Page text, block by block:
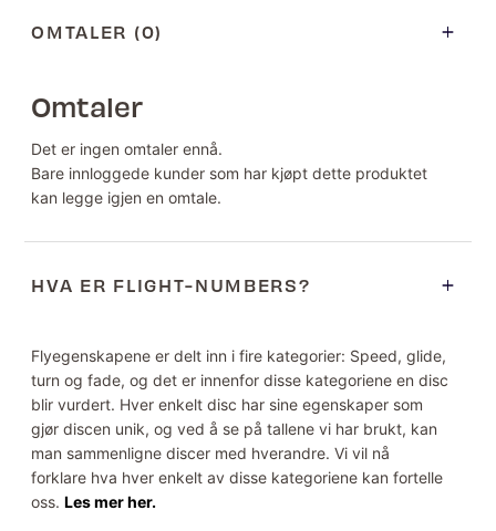
OMTALER (0)
Omtaler
Det er ingen omtaler ennå.
Bare innloggede kunder som har kjøpt dette produktet
kan legge igjen en omtale.
HVA ER FLIGHT-NUMBERS?
Flyegenskapene er delt inn i fire kategorier: Speed, glide,
turn og fade, og det er innenfor disse kategoriene en disc
blir vurdert. Hver enkelt disc har sine egenskaper som
gjør discen unik, og ved å se på tallene vi har brukt, kan
man sammenligne discer med hverandre. Vi vil nå
forklare hva hver enkelt av disse kategoriene kan fortelle
oss.Les mer her.